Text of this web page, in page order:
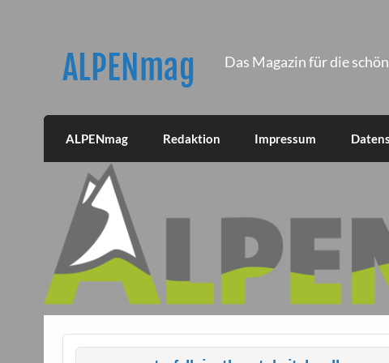
ALPENmag Das Magazin für die
ALPENmag Redaktion Impressum